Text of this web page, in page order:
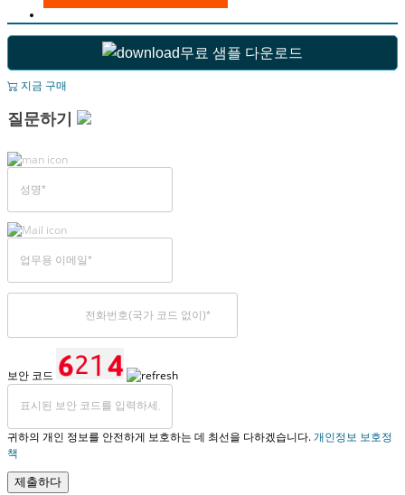
무료 샘플 다운로드
지금 구매
질문하기
보안 코드
귀하의 개인 정보를 안전하게 보호하는 데 최선을 다하겠습니다.개인정보 보호정
책
제출하다